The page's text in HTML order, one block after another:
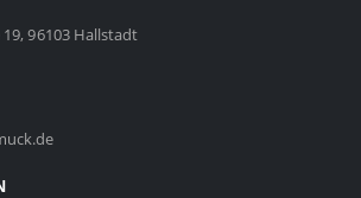
96103 Hallstadt